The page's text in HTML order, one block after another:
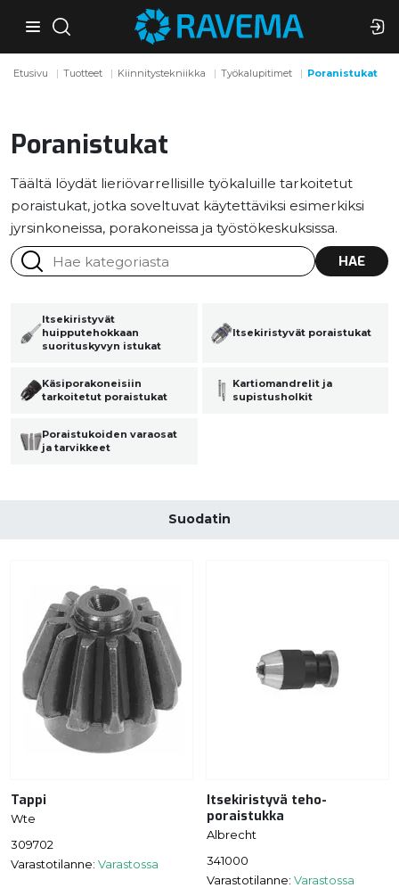
Etusivu Tuotteet Kiinnitystekniikka Työkalupitimet Poranistukat
Poranistukat
Täältä löydät lieriövarrellisille työkaluille tarkoitetut
poraistukat, jotka soveltuvat käytettäviksi esimerkiksi
jyrsinkoneissa, porakoneissa ja työstökeskuksissa.
HAE
Itsekiristyvät
huipputehokkaan
suorituskyvyn istukat
Itsekiristyvät poraistukat
Käsiporakoneisiin
tarkoitetut poraistukat
Kartiomandrelit ja
supistusholkit
Poraistukoiden varaosat
ja tarvikkeet
Suodatin
Tappi
Wte
309702
Varastotilanne: Varastossa
Itsekiristyvä teho-
poraistukka
Albrecht
341000
Varastotilanne: Varastossa